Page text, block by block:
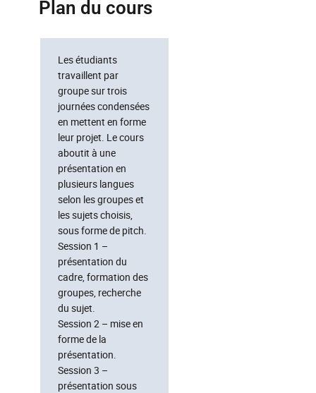
Plan du cours
Les étudiants
travaillent par
groupe sur trois
journées condensées
en mettent en forme
leur projet. Le cours
aboutit à une
présentation en
plusieurs langues
selon les groupes et
les sujets choisis,
sous forme de pitch.
Session 1 –
présentation du
cadre, formation des
groupes, recherche
du sujet.
Session 2 – mise en
forme de la
présentation.
Session 3 –
présentation sous